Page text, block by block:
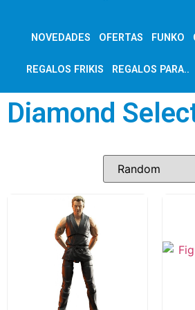
NOVEDADES OFERTAS FUNKO
REGALOS FRIKIS REGALOS PARA..
Diamond